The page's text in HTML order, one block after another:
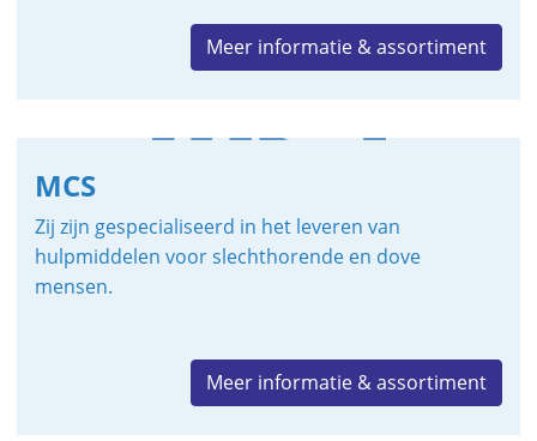
Meer informatie & assortiment
MCS
Zij zijn gespecialiseerd in het leveren van
hulpmiddelen voor slechthorende en dove
mensen.
Meer informatie & assortiment